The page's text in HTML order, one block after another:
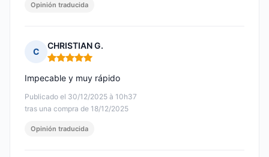
Opinión traducida
C
CHRISTIAN G.
Nota: 5 de 5
Publicado el 30/12/2025 à 10h37
tras una compra de 18/12/2025
Impecable y muy rápido
Opinión traducida